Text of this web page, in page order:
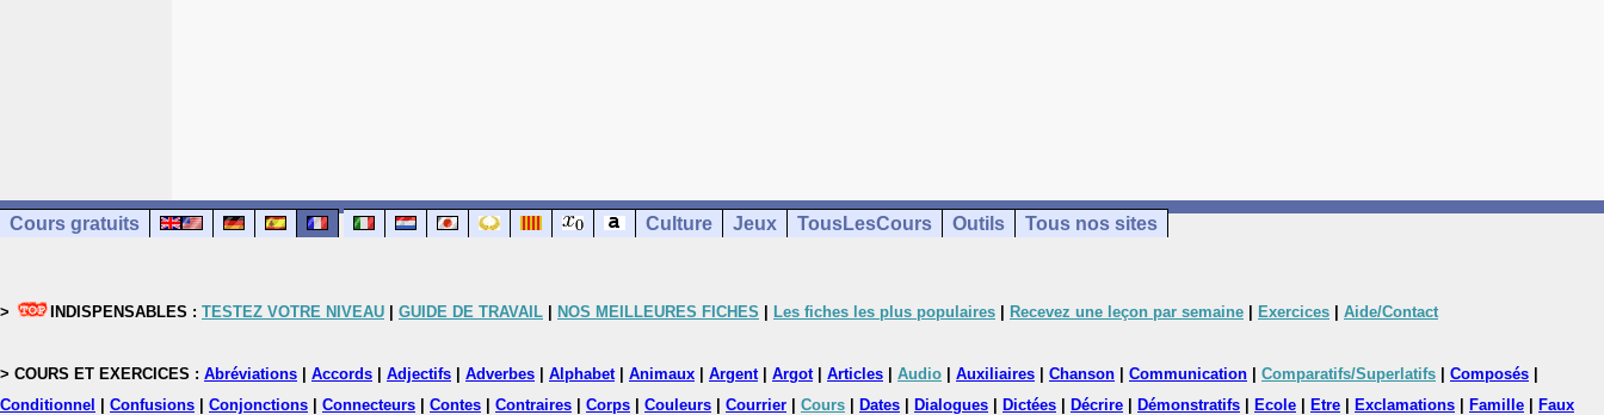
Cours gratuits Culture Jeux TousLesCours Outils Tous nos sites
> INDISPENSABLES : TESTEZ VOTRE NIVEAU GUIDE DE TRAVAIL NOS MEILLEURES FICHES Les fiches les plus populaires Recevez une leçon par semaine Exercices Aide/Contact
> COURS ET EXERCICES : Abréviations Accords Adjectifs Adverbes Alphabet| Animaux Argent| Argot| Articles Audio Auxiliaires Chanson Communication Comparatifs/Superlatifs Composés
Conditionnel
Confusions Conjonctions Connecteurs Contes Contraires Corps Couleurs Courrier Cours Dates Dialogues Dictées Décrire Démonstratifs Ecole Etre Exclamations Famille
Faux